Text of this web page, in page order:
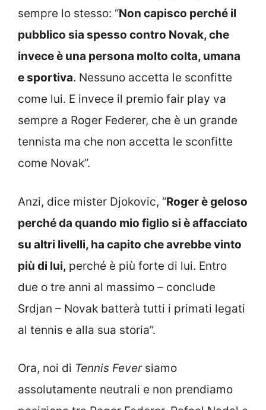
sempre lo stesso: “Non capisco perché il
pubblico sia spesso contro Novak, che
invece è una persona molto colta, umana
e sportiva. Nessuno accetta le sconfitte
come lui. E invece il premio fair play va
sempre a Roger Federer, che è un grande
tennista ma che non accetta le sconfitte
come Novak”.
Anzi, dice mister Djokovic, “Roger è geloso
perché da quando mio figlio si è affacciato
su altri livelli, ha capito che avrebbe vinto
più di lui, perché è più forte di lui. Entro
due o tre anni al massimo – conclude
Srdjan – Novak batterà tutti i primati legati
al tennis e alla sua storia”.
Ora, noi di Tennis Feversiamo
assolutamente neutrali e non prendiamo